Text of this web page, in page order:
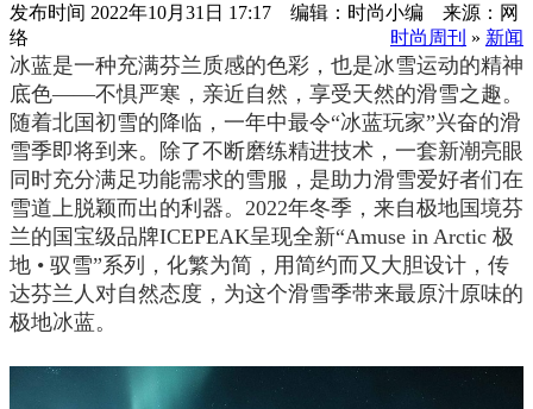
发布时间 2022年10月31日 17:17 编辑：时尚小编 来源：网
络
时尚周刊 » 新闻
冰蓝是一种充满芬兰质感的色彩，也是冰雪运动的精神
底色——不惧严寒，亲近自然，享受天然的滑雪之趣。
随着北国初雪的降临，一年中最令“冰蓝玩家”兴奋的滑
雪季即将到来。除了不断磨练精进技术，一套新潮亮眼
同时充分满足功能需求的雪服，是助力滑雪爱好者们在
雪道上脱颖而出的利器。2022年冬季，来自极地国境芬
兰的国宝级品牌ICEPEAK呈现全新“Amuse in Arctic 极
地 • 驭雪”系列，化繁为简，用简约而又大胆设计，传
达芬兰人对自然态度，为这个滑雪季带来最原汁原味的
极地冰蓝。